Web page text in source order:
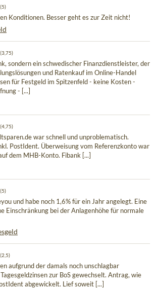
(5)
Konditionen. Besser geht es zur Zeit nicht!
(3,75)
sondern ein schwedischer Finanzdienstleister, der
und Ratenkauf im Online-Handel
für Festgeld im Spitzenfeld - keine Kosten -
- [...]
(4,75)
war schnell und unproblematisch.
PostIdent. Überweisung vom Referenzkonto war
dem MHB-Konto. Fibank [...]
(5)
und habe noch 1,6% für ein Jahr angelegt. Eine
Einschränkung bei der Anlagenhöhe für normale
(2,5)
aufgrund der damals noch unschlagbar
zur BoS gewechselt. Antrag, wie
abgewickelt. Lief soweit [...]